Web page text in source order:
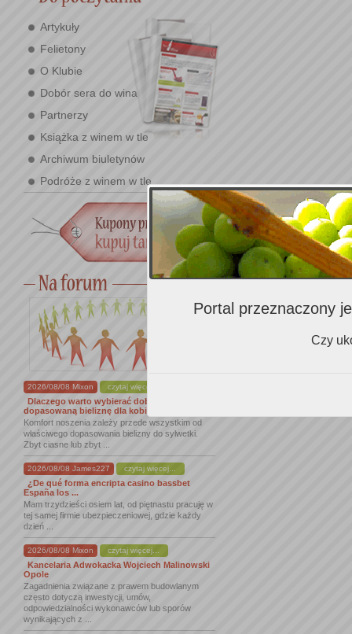
Artykuły
Felietony
O Klubie
Dobór sera do wina
Partnerzy
Książka z winem w tle
Archiwum biuletynów
Podróże z winem w tle
2026/08/08 Mixon czytaj więcej...
Dlaczego warto wybierać dobrze
dopasowaną bieliznę dla kobiet
Komfort noszenia zależy przede wszystkim od
właściwego dopasowania bielizny do sylwetki.
Zbyt ciasne lub zbyt ...
2026/08/08 James227 czytaj więcej...
¿De qué forma encripta casino bassbet
España los ...
Mam trzydzieści osiem lat, od piętnastu pracuję w
tej samej firmie ubezpieczeniowej, gdzie każdy
dzień ...
2026/08/08 Mixon czytaj więcej...
Kancelaria Adwokacka Wojciech Malinowski
Opole
Zagadnienia związane z prawem budowlanym
często dotyczą inwestycji, umów,
odpowiedzialności wykonawców lub sporów
wynikających z ...
Portal przeznaczony
Czy